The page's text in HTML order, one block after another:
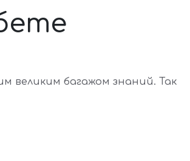
великим багажом знаний. Так